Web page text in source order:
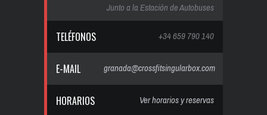
Junto a la Estación de Autobuses
TELÉFONOS +34 659 790 140
E-MAIL granada@crossfitsingularbox.com
HORARIOS Ver horarios y reservas